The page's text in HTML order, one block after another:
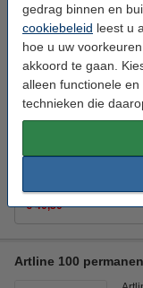
gedrag binnen en
cookiebeleid leest u
hoe u uw
akkoord te gaan.
alleen functionele
technieken die
€
Winstpakker! 9+1
Aanbieding: 10x
mm schuin)
€ 40,50
Artline 100